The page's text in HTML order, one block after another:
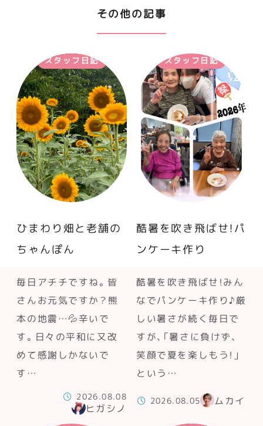
その他の記事
スタッフ日記
ひまわり畑と老舗の
ちゃんぽん
毎日アチチですね。皆
さんお元気ですか？熊
本の地震…💦辛いで
す。日々の平和に又改
めて感謝しかないで
す…
2026.08.08
ヒガシノ
スタッフ日記
酷暑を吹き飛ばせ！パ
ンケーキ作り
酷暑を吹き飛ばせ！みん
なでパンケーキ作り♪厳
しい暑さが続く毎日で
すが、「暑さに負けず、
笑顔で夏を楽しもう！」
という…
2026.08.05 ムカイ